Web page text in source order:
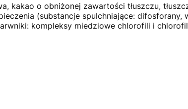
kakao o obniżonej zawartości tłuszczu,
(substancje spulchniające: difosforany,
kompleksy miedziowe chlorofili i